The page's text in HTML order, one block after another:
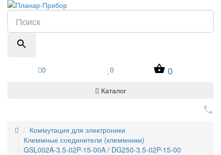
0 0 0
Каталог
Коммутация для электроники
Клеммные соединители (клеммники)
GSL002A-3.5-02P-15-00A / DG250-3.5-02P-15-00